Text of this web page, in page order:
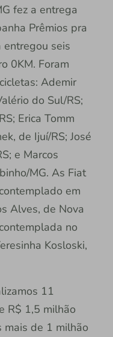
fez a entrega
Prêmios pra
entregou seis
0KM. Foram
Ademir
do Sul/RS;
Erica Tomm
de Ijuí/RS; José
e Marcos
MG. As Fiat
em
Alves, de Nova
no
Kosloski,
11
R$ 1,5 milhão
mais de 1 milhão